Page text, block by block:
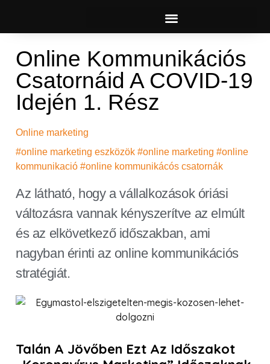
Online Kommunikációs
Csatornáid A COVID-19
Idején 1. Rész
Online marketing
#online marketing eszközök #online marketing #online
kommunikació #online kommunikácós csatornák
Az látható, hogy a vállalkozások óriási
változásra vannak kényszerítve az elmúlt
és az elkövetkező időszakban, ami
nagyban érinti az online kommunikációs
stratégiát.
Talán A Jövőben Ezt Az Időszakot